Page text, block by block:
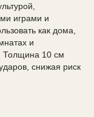
играми и
как дома,
и
Толщина 10 см
снижая риск